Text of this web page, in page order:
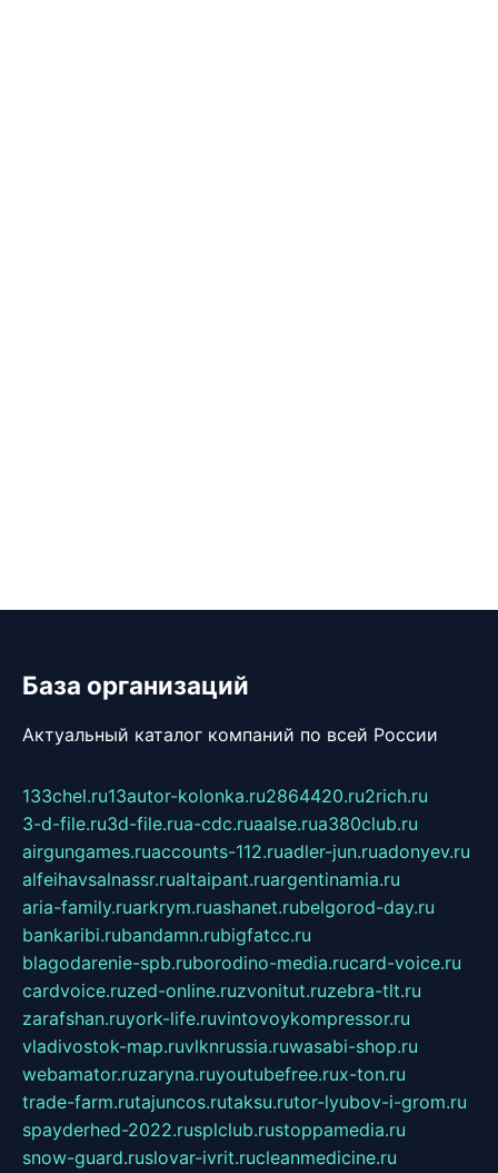
База организаций
Актуальный каталог компаний по всей России
133chel.ru13autor-kolonka.ru2864420.ru2rich.ru
3-d-file.ru3d-file.rua-cdc.ruaalse.rua380club.ru
airgungames.ruaccounts-112.ruadler-jun.ruadonyev.ru
alfeihavsalnassr.rualtaipant.ruargentinamia.ru
aria-family.ruarkrym.ruashanet.rubelgorod-day.ru
bankaribi.rubandamn.rubigfatcc.ru
blagodarenie-spb.ruborodino-media.rucard-voice.ru
cardvoice.ruzed-online.ruzvonitut.ruzebra-tlt.ru
zarafshan.ruyork-life.ruvintovoykompressor.ru
vladivostok-map.ruvlknrussia.ruwasabi-shop.ru
webamator.ruzaryna.ruyoutubefree.rux-ton.ru
trade-farm.rutajuncos.rutaksu.rutor-lyubov-i-grom.ru
spayderhed-2022.rusplclub.rustoppamedia.ru
snow-guard.ruslovar-ivrit.rucleanmedicine.ru